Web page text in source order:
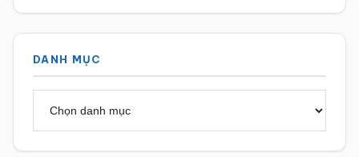
DANH MỤC